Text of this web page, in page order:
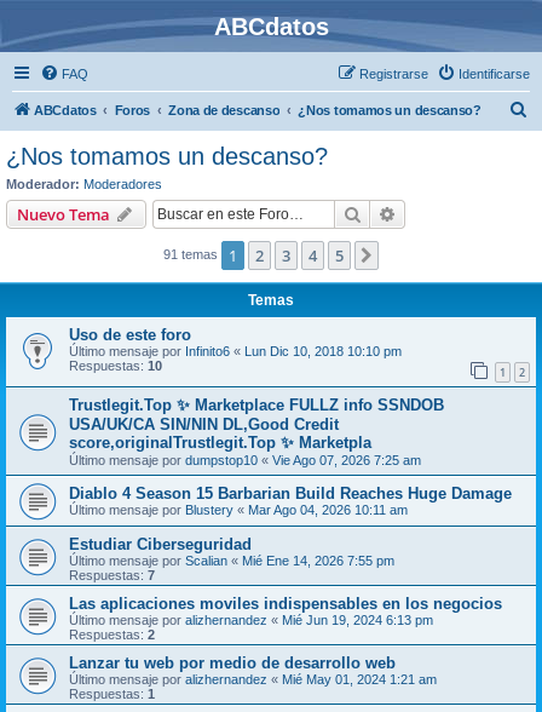
ABCdatos
FAQ Identificarse
Registrarse
ABCdatos Foros Zona de descanso ¿Nos tomamos un descanso?
¿Nos tomamos un descanso?
Moderador: Moderadores
Nuevo Tema Buscar
91 temas 1 2 3 4 5
Temas
Uso de este foro
Último mensaje por Infinito6 « Lun Dic 10, 2018 10:10 pm
Respuestas: 10 1 2
Trustlegit.Top ✨ Marketplace FULLZ info SSNDOB
USA/UK/CA SIN/NIN DL,Good Credit
score,originalTrustlegit.Top ✨ Marketpla
Último mensaje por dumpstop10 « Vie Ago 07, 2026 7:25 am
Diablo 4 Season 15 Barbarian Build Reaches Huge Damage
Último mensaje por Blustery « Mar Ago 04, 2026 10:11 am
Estudiar Ciberseguridad
Último mensaje por Scalian « Mié Ene 14, 2026 7:55 pm
Respuestas: 7
Las aplicaciones moviles indispensables en los negocios
Último mensaje por alizhernandez « Mié Jun 19, 2024 6:13 pm
Respuestas: 2
Lanzar tu web por medio de desarrollo web
Último mensaje por alizhernandez « Mié May 01, 2024 1:21 am
Respuestas: 1